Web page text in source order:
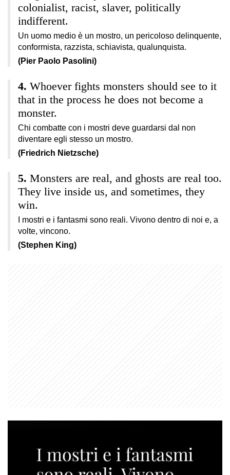
colonialist, racist, slaver, politically
indifferent.
Un uomo medio è un mostro, un pericoloso delinquente,
conformista, razzista, schiavista, qualunquista.
(Pier Paolo Pasolini)
Whoever fights monsters should see to it
that in the process he does not become a
monster.
Chi combatte con i mostri deve guardarsi dal non
diventare egli stesso un mostro.
(Friedrich Nietzsche)
Monsters are real, and ghosts are real too.
They live inside us, and sometimes, they
win.
I mostri e i fantasmi sono reali. Vivono dentro di noi e, a
volte, vincono.
(Stephen King)